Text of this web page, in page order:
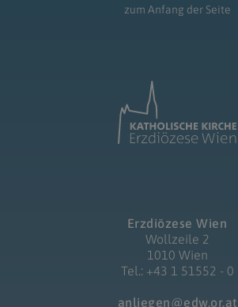
zum Anfang der Seite
Erzdiözese Wien
Wollzeile 2
1010 Wien
Tel.: +43 1 51552 - 0
anliegen@edw.or.at